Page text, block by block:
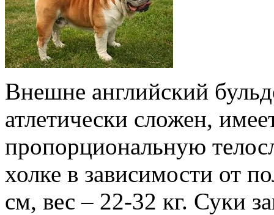
Внешне английский
атлетически сложен,
пропорциональную
холке в зависимости от
см, вес – 22-32 кг. Суки